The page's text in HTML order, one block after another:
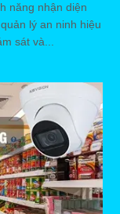
năng nhận diện
lý an ninh hiệu
sát và...